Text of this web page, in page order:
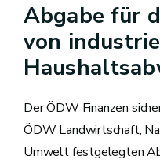
Abgabe für
von
Der ÖDW Finanzen
ÖDW Landwirtschaft,
Umwelt festgelegten